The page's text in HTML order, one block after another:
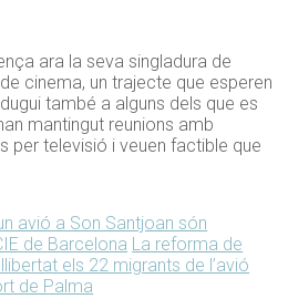
ara la seva singladura de
cinema, un trajecte que esperen
també a alguns dels que es
mantingut reunions amb
per televisió i veuen factible que
avió a Son Santjoan són
de Barcelona La reforma de
els 22 migrants de l’avió
de Palma